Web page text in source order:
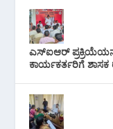
ಎಸ್‌ಐಆರ್
ಕಾರ್ಯಕರ್ತರಿಗೆ ಶಾಸಕ